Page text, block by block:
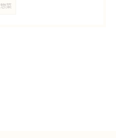
惣菜